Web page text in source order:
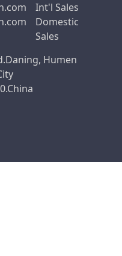
Int'l Sales
Domestic
Sales
Humen